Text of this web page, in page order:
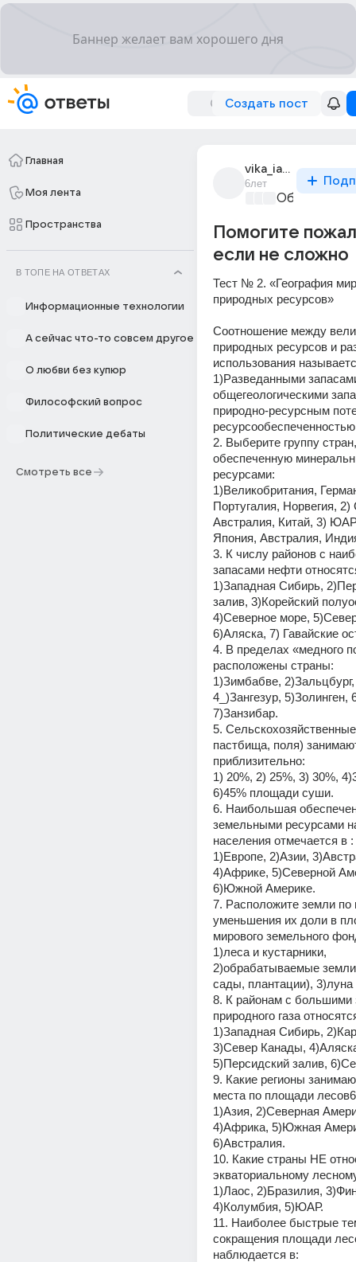
Создать пост
Главная
Моя лента
Пространства
В ТОПЕ НА ОТВЕТАХ
Информационные технологии
А сейчас что-то совсем другое
О любви без купюр
Философский вопрос
Политические дебаты
Смотреть все
vika_iarkovskaia_5
6лет
Помогите
если не сложно
Тест № 2. «География
природных ресурсов»
Соотношение между
природных ресурсов и
использования
1)Разведанными
общегеологическими
природно-ресурсным
2. Выберите группу
обеспеченную
ресурсами:
1)Великобритания,
Португалия, Норвегия,
Австралия, Китай, 3)
Япония, Австралия,
3. К числу районов с
запасами нефти
1)Западная Сибирь,
залив, 3)Корейский
4)Северное море,
6)Аляска, 7) Гавайские
4. В пределах «медного
расположены страны:
1)Зимбабве,
4_)Зангезур, 5)Золинген,
7)Занзибар.
5.
пастбища, поля)
приблизительно:
1) 20%, 2) 25%, 3) 30%,
6)45% площади суши.
6. Наибольшая
земельными ресурсами
населения отмечается в :
1)Европе, 2)Азии,
4)Африке, 5)Северной
6)Южной Америке.
7. Расположите земли по
уменьшения их доли в
мирового земельного
1)леса и кустарники,
2)обрабатываемые
сады, плантации),
8. К районам с большими
природного газа
1)Западная Сибирь,
3)Север Канады,
5)Персидский залив,
9. Какие регионы
места по площади лесов6
1)Азия, 2)Северная
4)Африка, 5)Южная
6)Австралия.
10. Какие страны НЕ
экваториальному
1)Лаос, 2)Бразилия,
4)Колумбия, 5)ЮАР.
11. Наиболее быстрые
сокращения площади
наблюдается в: